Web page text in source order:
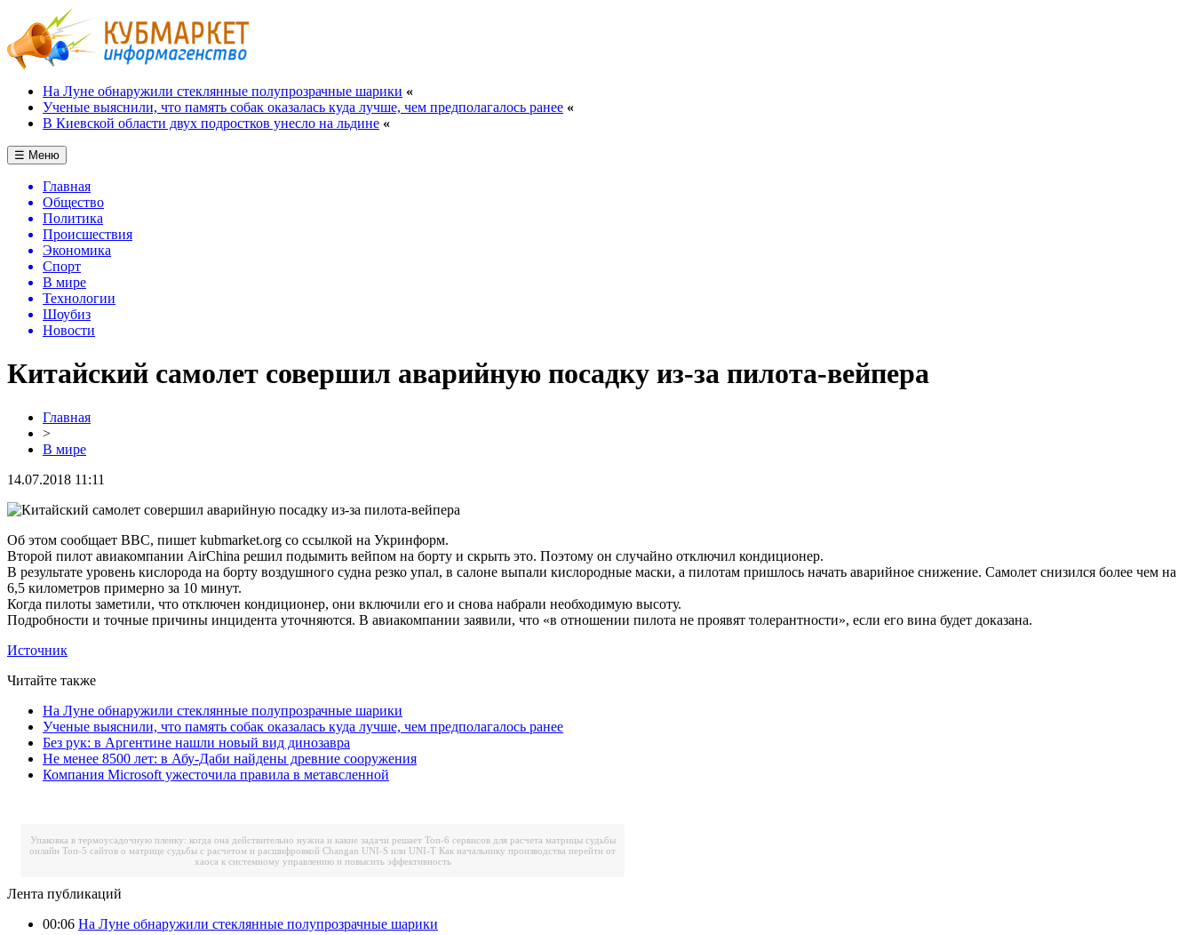
На Луне обнаружили стеклянные полупрозрачные шарики «
Ученые выяснили, что память собак оказалась куда лучше, чем предполагалось ранее «
В Киевской области двух подростков унесло на льдине «
☰ Меню
Главная
Общество
Политика
Происшествия
Экономика
Спорт
В мире
Технологии
Шоубиз
Новости
Китайский самолет совершил аварийную посадку из-за пилота-вейпера
Главная
>
В мире
14.07.2018 11:11
Об этом сообщает ВВС, пишет kubmarket.org со ссылкой на Укринформ.
Второй пилот авиакомпании AirChina решил подымить вейпом на борту и скрыть это. Поэтому он случайно отключил кондиционер.
В результате уровень кислорода на борту воздушного судна резко упал, в салоне выпали кислородные маски, а пилотам пришлось начать аварийное снижение. Самолет снизился более чем на
6,5 километров примерно за 10 минут.
Когда пилоты заметили, что отключен кондиционер, они включили его и снова набрали необходимую высоту.
Подробности и точные причины инцидента уточняются. В авиакомпании заявили, что «в отношении пилота не проявят толерантности», если его вина будет доказана.
Источник
Читайте также
На Луне обнаружили стеклянные полупрозрачные шарики
Ученые выяснили, что память собак оказалась куда лучше, чем предполагалось ранее
Без рук: в Аргентине нашли новый вид динозавра
Не менее 8500 лет: в Абу-Даби найдены древние сооружения
Компания Microsoft ужесточила правила в метавсленной
Упаковка в термоусадочную пленку: когда она действительно нужна и какие задачи решает Топ-6 сервисов для расчета матрицы судьбы
онлайн Топ-5 сайтов о матрице судьбы с расчетом и расшифровкой Changan UNI-S или UNI-T Как начальнику производства перейти от
хаоса к системному управлению и повысить эффективность
Лента публикаций
00:06 На Луне обнаружили стеклянные полупрозрачные шарики